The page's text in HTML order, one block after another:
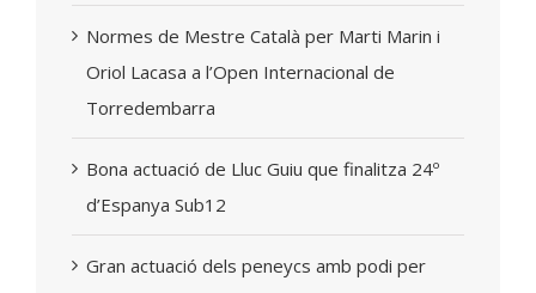
Normes de Mestre Català per Marti Marin i
Oriol Lacasa a l’Open Internacional de
Torredembarra
Bona actuació de Lluc Guiu que finalitza 24º
d’Espanya Sub12
Gran actuació dels peneycs amb podi per